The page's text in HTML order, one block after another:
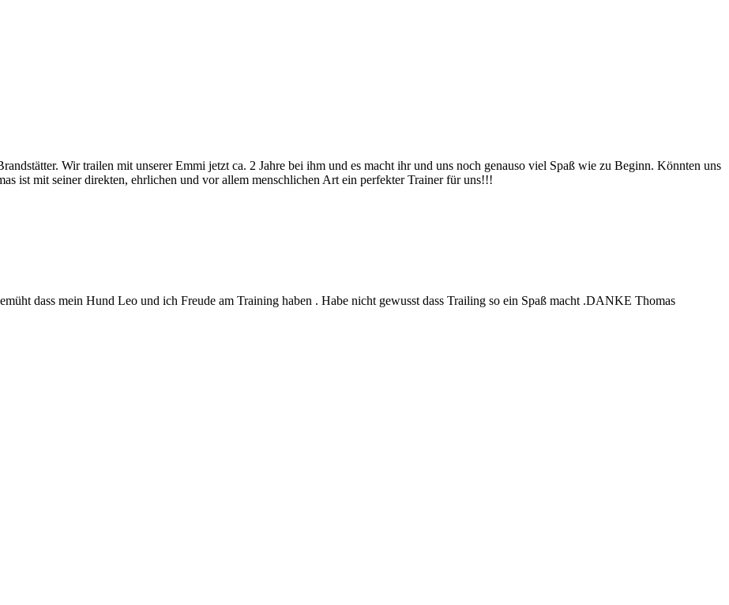
Wir trailen mit unserer Emmi jetzt ca. 2 Jahre bei ihm und es macht ihr und uns noch genauso viel Spaß wie zu Beginn. Könnten uns
ist mit seiner direkten, ehrlichen und vor allem menschlichen Art ein perfekter Trainer für uns!!!
dass mein Hund Leo und ich Freude am Training haben . Habe nicht gewusst dass Trailing so ein Spaß macht .DANKE Thomas